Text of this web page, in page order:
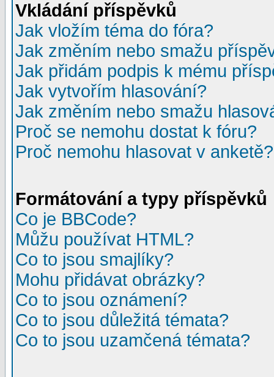
Vkládání příspěvků
Jak vložím téma do fóra?
Jak změním nebo smažu
Jak přidám podpis k mému
Jak vytvořím hlasování?
Jak změním nebo smažu
Proč se nemohu dostat k fóru?
Proč nemohu hlasovat v anketě?
Formátování a typy příspěvků
Co je BBCode?
Můžu používat HTML?
Co to jsou smajlíky?
Mohu přidávat obrázky?
Co to jsou oznámení?
Co to jsou důležitá témata?
Co to jsou uzamčená témata?